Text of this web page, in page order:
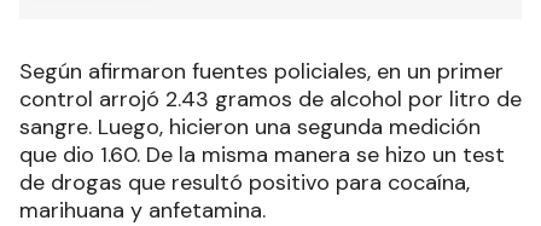
Según afirmaron fuentes policiales, en un primer
control arrojó 2.43 gramos de alcohol por litro de
sangre. Luego, hicieron una segunda medición
que dio 1.60. De la misma manera se hizo un test
de drogas que resultó positivo para cocaína,
marihuana y anfetamina.